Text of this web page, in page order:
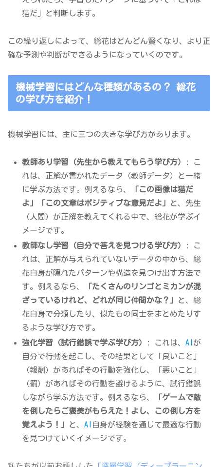
猫だ」と判断します。
この繰り返しによって、総花はどんどん賢くなり、より正
確な予測や判断ができるようになっていくのです。
機械学習にはどんな種類があるの？ 総花
の学び方を紹介！
機械学習には、主に三つの大きな学び方があります。
教師あり学習（先生から教えてもらう学び方）
: こ
れは、正解が書かれたデータ（教師データ）と一緒
に学ぶ方法です。例えるなら、
「この画像は猫だ
よ」「この文章はポジティブな意見だよ」
と、先生
（人間）が正解を教えてくれる中で、総花が学ぶイ
メージです。
教師なし学習（自分で答えを見つける学び方）
: こ
れは、正解が与えられていないデータの中から、総
花自身が隠れたパターンや構造を見つけ出す方法で
す。例えるなら、
「たくさんのリンゴとミカンが混
ざっているけれど、どれが同じ仲間かな？」
と、総
花自身で分類したり、似たもの同士をまとめたりす
るような学び方です。
強化学習（試行錯誤で学ぶ学び方）
: これは、AI が
自分で行動を起こし、その結果として「良いこと」
（報酬）があればその行動を強化し、「悪いこと」
（罰）があればその行動を避けるように、試行錯誤
しながら学ぶ方法です。例えるなら、
「ゲームで敵
を倒したらご褒美がもらえた！よし、この倒し方を
覚えよう！」
と、AI
自身が経験を通じて最適な行動
を見つけていくイメージです。